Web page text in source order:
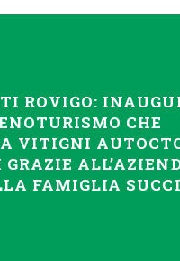
ROVIGO:
CHE
VITIGNI
FAMIGLIA SUCCI